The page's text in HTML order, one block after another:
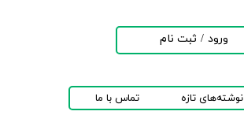
نوشته‌های تازه تماس با ما
ورود / ثبت نام
تغییر گذر واژه